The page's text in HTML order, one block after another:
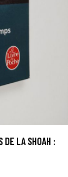
DE LA SHOAH :